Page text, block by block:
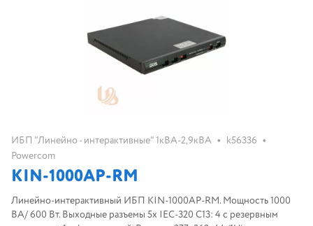
ИБП "Линейно - интерактивные" 1кВА-2,9кВА • k56336 •
Powercom
KIN-1000AP-RM
Линейно-интерактивный ИБП KIN-1000AP-RM. Мощность 1000
ВА/ 600 Вт. Выходные разъемы 5х IEC-320 С13: 4 с резервным